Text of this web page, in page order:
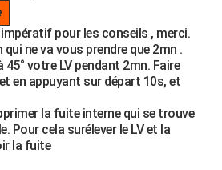
impératif pour les conseils , merci.
ne va vous prendre que 2mn .
votre LV pendant 2mn. Faire
en appuyant sur départ 10s, et
la fuite interne qui se trouve
Pour cela surélever le LV et la
la fuite